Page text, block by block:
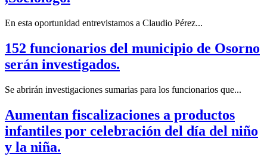
En esta oportunidad entrevistamos a Claudio Pérez...
152 funcionarios del municipio de Osorno
serán investigados.
Se abrirán investigaciones sumarias para los funcionarios que...
Aumentan fiscalizaciones a productos
infantiles por celebración del día del niño
y la niña.